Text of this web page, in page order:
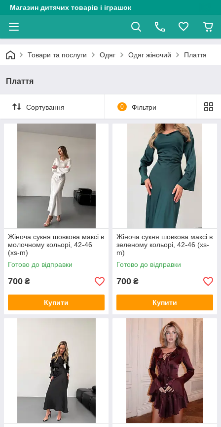
Магазин дитячих товарів і іграшок
Товари та послуги Одяг Одяг жіночий Плаття
Плаття
Сортування 0 Фільтри
Жіноча сукня шовкова максі в
молочному кольорі, 42-46
(xs-m)
Готово до відправки
700 ₴
Купити
Жіноча сукня шовкова максі в
зеленому кольорі, 42-46 (xs-
m)
Готово до відправки
700 ₴
Купити